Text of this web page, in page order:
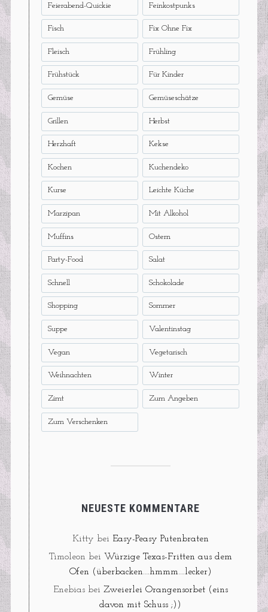
Feierabend-Quickie Feinkostpunks
Fisch Fix Ohne Fix
Fleisch Frühling
Frühstück Für Kinder
Gemüse Gemüseschätze
Grillen Herbst
Herzhaft Kekse
Kochen Kuchendeko
Kurse Leichte Küche
Marzipan Mit Alkohol
Muffins Ostern
Party-Food Salat
Schnell Schokolade
Shopping Sommer
Suppe Valentinstag
Vegan Vegetarisch
Weihnachten Winter
Zimt Zum Angeben
Zum Verschenken
NEUESTE KOMMENTARE
Kitty bei Easy-Peasy Putenbraten
Timoleon bei Würzige Texas-Fritten aus dem
Ofen (überbacken….hmmm….lecker)
Enebiasbei Zweierlei Orangensorbet (eins
davon mit Schuss ;))